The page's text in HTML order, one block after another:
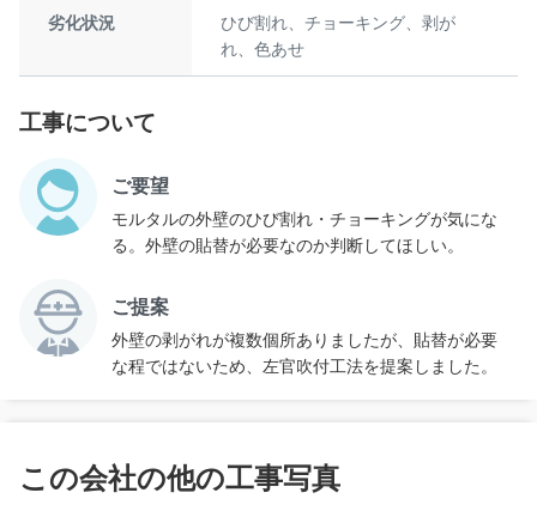
劣化状況
ひび割れ、チョーキング、剥が
れ、色あせ
工事について
ご要望
モルタルの外壁のひび割れ・チョーキングが気にな
る。外壁の貼替が必要なのか判断してほしい。
ご提案
外壁の剥がれが複数個所ありましたが、貼替が必要
な程ではないため、左官吹付工法を提案しました。
この会社の他の工事写真